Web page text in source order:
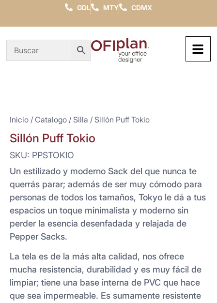
GDL MTY CDMX
Inicio / Catalogo / Silla / Sillón Puff Tokio
Sillón Puff Tokio
SKU: PPSTOKIO
Un estilizado y moderno Sack del que nunca te
querrás parar; además de ser muy cómodo para
personas de todos los tamaños, Tokyo le dá a tus
espacios un toque minimalista y moderno sin
perder la esencia desenfadada y relajada de
Pepper Sacks.
La tela es de la más alta calidad, nos ofrece
mucha resistencia, durabilidad y es muy fácil de
limpiar; tiene una base interna de PVC que hace
que sea impermeable. Es sumamente resistente